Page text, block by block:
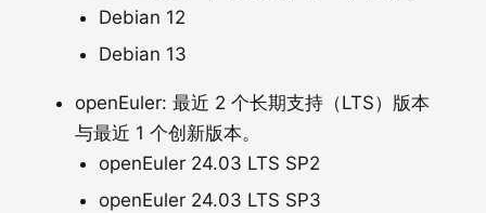
Debian 12
Debian 13
openEuler: 最近 2 个长期支持（LTS）版本
与最近 1 个创新版本。
openEuler 24.03 LTS SP2
openEuler 24.03 LTS SP3